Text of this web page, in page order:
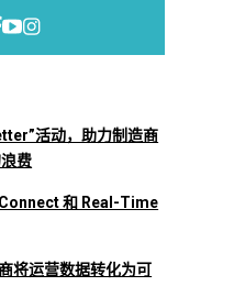
活动，助力制造商
费
和 Real-Time
将运营数据转化为可